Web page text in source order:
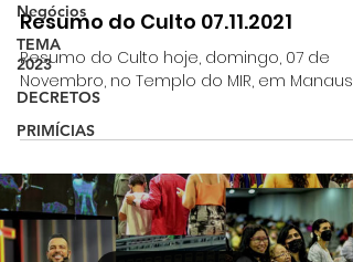
Negócios
TEMA
2023
DECRETOS
PRIMÍCIAS
Resumo do Culto 07.11.2021
Resumo do Culto hoje, domingo, 07 de
Novembro, no Templo do MIR, em Manaus.